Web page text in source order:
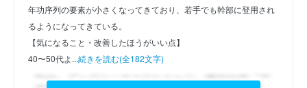
年功序列の要素が小さくなってきており、若手でも幹部に登用され
るようになってきている。
【気になること・改善したほうがいい点】
40〜50代よ...続きを読む(全182文字)